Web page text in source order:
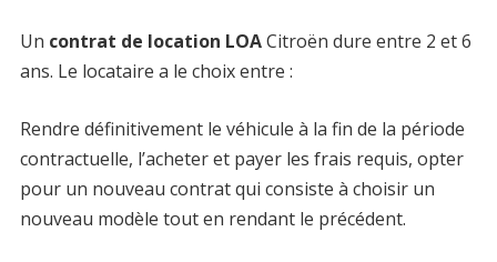
Un contrat de location LOACitroën dure entre 2 et 6
ans. Le locataire a le choix entre :
Rendre définitivement le véhicule à la fin de la période
contractuelle, l’acheter et payer les frais requis, opter
pour un nouveau contrat qui consiste à choisir un
nouveau modèle tout en rendant le précédent.